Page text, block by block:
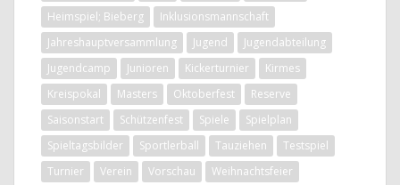
Heimspiel; Bieberg
Inklusionsmannschaft
Jahreshauptversammlung
Jugend
Jugendabteilung
Jugendcamp
Junioren Kickerturnier
Kirmes
Kreispokal
Masters Oktoberfest
Reserve
Saisonstart
Schützenfest Spiele
Spielplan
Spieltagsbilder
Sportlerball Tauziehen
Testspiel
Turnier
Verein Vorschau
Weihnachtsfeier